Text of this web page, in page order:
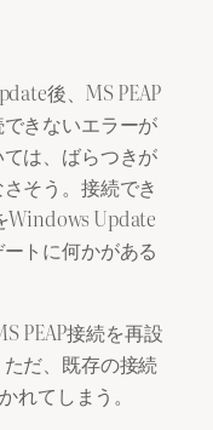
後、MS PEAP
きないエラーが
は、ばらつきが
そう。接続でき
Windows Update
トに何かがある
PEAP接続を再設
だ、既存の接続
れてしまう。